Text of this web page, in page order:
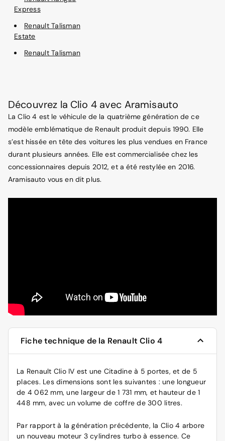
Express
Renault Talisman
Estate
Renault Talisman
Découvrez la Clio 4 avec Aramisauto
La Clio 4 est le véhicule de la quatrième génération de ce
modèle emblématique de Renault produit depuis 1990. Elle
s’est hissée en tête des voitures les plus vendues en France
durant plusieurs années. Elle est commercialisée chez les
concessionnaires depuis 2012, et a été restylée en 2016.
Aramisauto vous en dit plus.
Fiche technique de la Renault Clio 4
La Renault Clio IV est une Citadine à 5 portes, et de 5
places. Les dimensions sont les suivantes : une longueur
de 4 062 mm, une largeur de 1 731 mm, et hauteur de 1
448 mm, avec un volume de coffre de 300 litres.
Par rapport à la génération précédente, la Clio 4 arbore
un nouveau moteur 3 cylindres turbo à essence. Ce